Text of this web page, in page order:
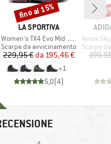
MARCHIO
LA SPORTIVA
Articolo
Women's TX4 Evo Mid GTX
Gruppo di prodotti
Scarpe da avvicinamento
Prezzo
229,95 € Prezzo ridotto
da 195,46 €
+1
5,0(4)
Sconto
fino al 15%
Articolo
Terrex
Gruppo
Scarpe